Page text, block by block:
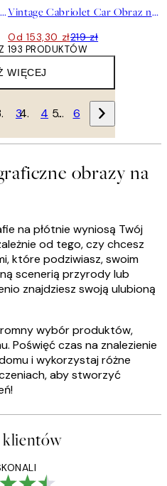
Old Style Camera Obraz na płótnie Vintage Cabriolet Car Obraz na płótnie
Od 153,30 zł219 zł
WIĘCEJ
193 PRODUKTÓW
3 4 … 6
obrazy na
na płótnie wyniosą Twój
od tego, czy chcesz
które podziwiasz, swoim
scenerią przyrody lub
znajdziesz swoją ulubioną
wybór produktów,
Poświęć czas na znalezienie
i wykorzystaj różne
aby stworzyć